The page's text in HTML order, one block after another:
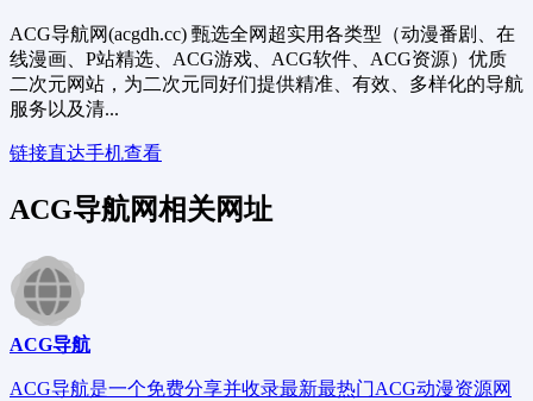
ACG导航网(acgdh.cc) 甄选全网超实用各类型（动漫番剧、在
线漫画、P站精选、ACG游戏、ACG软件、ACG资源）优质
二次元网站，为二次元同好们提供精准、有效、多样化的导航
服务以及清...
链接直达手机查看
ACG导航网相关网址
ACG导航
ACG导航是一个免费分享并收录最新最热门ACG动漫资源网